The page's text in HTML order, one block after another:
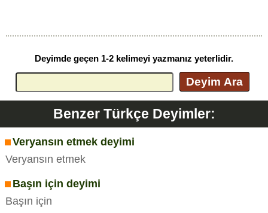
Deyimde geçen 1-2 kelimeyi yazmanız yeterlidir.
Deyim Ara
Benzer Türkçe Deyimler:
Veryansın etmek deyimi
Veryansın etmek
Başın için deyimi
Başın için